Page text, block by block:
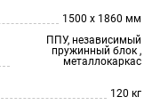
1500 х 1860 мм
ППУ, независимый
пружинный блок ,
металлокаркас
120 кг